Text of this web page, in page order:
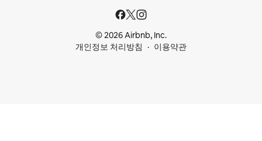
© 2026 Airbnb, Inc.
개인정보 처리방침
이용약관